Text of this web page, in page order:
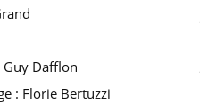
Guy Dafflon
: Florie Bertuzzi